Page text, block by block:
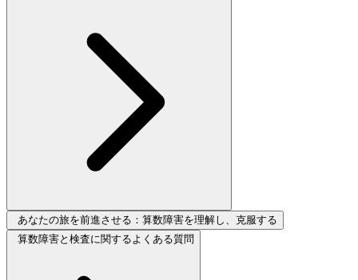
あなたの旅を前進させる：算数障害を理解し、克服する
算数障害と検査に関するよくある質問